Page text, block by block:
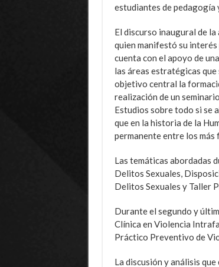
estudiantes de pedagogía
El discurso inaugural de
quien manifestó su
cuenta con el apoyo de
las áreas estratégicas
objetivo central la
realización de un
Estudios sobre todo si se
que en la historia de la
permanente entre los más
Las temáticas abordadas
Delitos Sexuales,
Delitos Sexuales y Taller
Durante el segundo y
Clínica en Violencia
Práctico Preventivo de
La discusión y análisis